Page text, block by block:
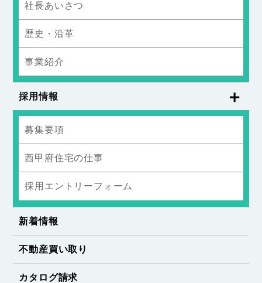
社長あいさつ
歴史・沿革
事業紹介
採用情報
募集要項
西甲府住宅の仕事
採用エントリーフォーム
新着情報
不動産買い取り
カタログ請求